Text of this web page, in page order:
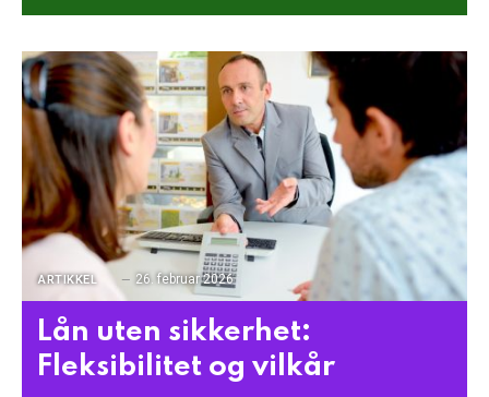
ARTIKKEL 26. februar 2026
Lån uten sikkerhet:
Fleksibilitet og vilkår